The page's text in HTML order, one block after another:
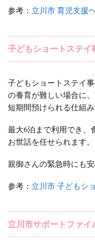
参考： 立川市 育児支援
子どもショートステイ
子どもショートステイ
の養育が難しい場合に
短期間預けられる仕組み
最大6泊まで利用でき、
お世話を任せられます。
親御さんの緊急時にも
参考： 立川市 子どもシ
立川市サポートファイ